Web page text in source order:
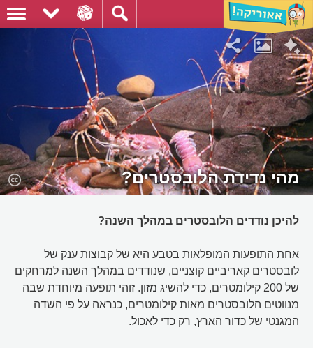
מהי נדידת הלובסטרים?
להיכן נודדים הלובסטרים במהלך השנה?
אחת התופעות המופלאות בטבע היא של קבוצות ענק של
לובסטרים קאריביים קוצניים, שנודדים במהלך השנה למרחקים
של 200 קילומטרים, כדי להשיג מזון. זוהי תופעה מיוחדת שבה
מנווטים הלובסטרים מאות קילומטרים, כנראה על פי השדה
המגנטי של כדור הארץ, רק כדי לאכול.